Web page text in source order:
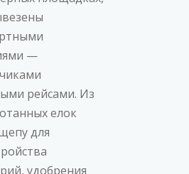
—
рейсами. Из
елок
для
удобрения